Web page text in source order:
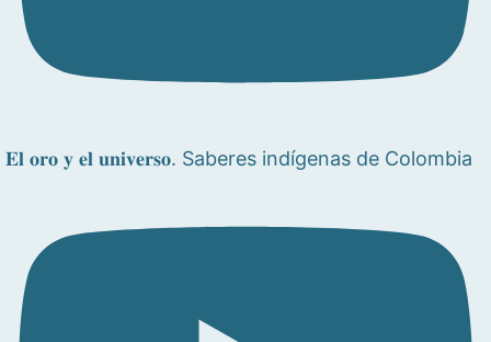
𝐄𝐥 𝐨𝐫𝐨 𝐲 𝐞𝐥 𝐮𝐧𝐢𝐯𝐞𝐫𝐬𝐨. Saberes indígenas de Colombia